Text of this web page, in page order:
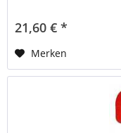
21,60 € *
Merken